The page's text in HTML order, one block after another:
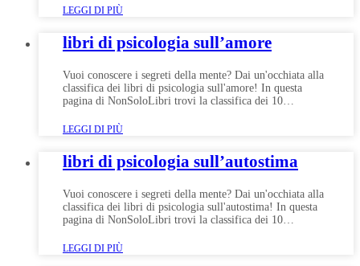
LEGGI DI PIÙ
libri di psicologia sull’amore
Vuoi conoscere i segreti della mente? Dai un'occhiata alla
classifica dei libri di psicologia sull'amore! In questa
pagina di NonSoloLibri trovi la classifica dei 10…
LEGGI DI PIÙ
libri di psicologia sull’autostima
Vuoi conoscere i segreti della mente? Dai un'occhiata alla
classifica dei libri di psicologia sull'autostima! In questa
pagina di NonSoloLibri trovi la classifica dei 10…
LEGGI DI PIÙ